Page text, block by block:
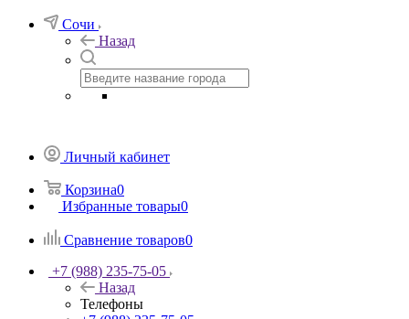
Сочи
Назад
Личный кабинет
Корзина0
Избранные товары0
Сравнение товаров0
+7 (988) 235-75-05
Назад
Телефоны